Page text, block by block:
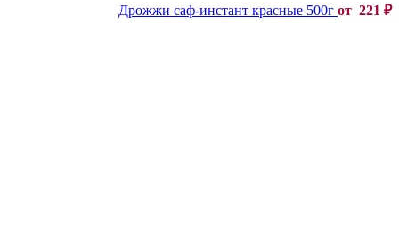
Дрожжи саф-инстант красные 500г от 221 ₽